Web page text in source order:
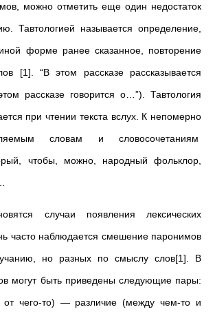
можно отметить еще один недостаток
Тавтологией называется определение,
форме ранее сказанное, повторение
[1]. “В этом рассказе рассказывается
рассказе говорится о…”). Тавтология
при чтении текста вслух. К непомерно
словам и словосочетаниям
чтобы, можно, народный фольклор,
случаи появления лексических
часто наблюдается смешение паронимов
но разных по смыслу слов[1]. В
могут быть приведены следующие пары:
от чего-то) — различие (между чем-то и